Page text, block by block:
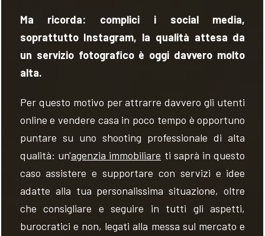
Ma ricorda: complici i social media,
soprattutto Instagram, la qualità attesa da
un servizio fotografico è oggi davvero molto
alta.
Per questo motivo per attrarre davvero gli utenti
online e vendere casa in poco tempo è opportuno
puntare su uno shooting professionale di alta
qualità: un'agenzia immobiliare ti saprà in questo
caso assistere e supportare con servizi e idee
adatte alla tua personalissima situazione, oltre
che consigliare e seguire in tutti gli aspetti,
burocratici e non, legati alla messa sul mercato e